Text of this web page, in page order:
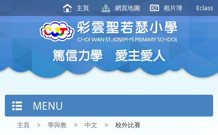
主頁 網頁地圖 相片簿 Eclass
MENU
主頁 > 學與教 > 中文 > 校外比賽